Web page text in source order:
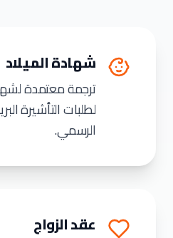
شهادة الميلاد
ترجمة معتمدة
لطلبات التأشيرة
الرسمي.
عقد الزواج